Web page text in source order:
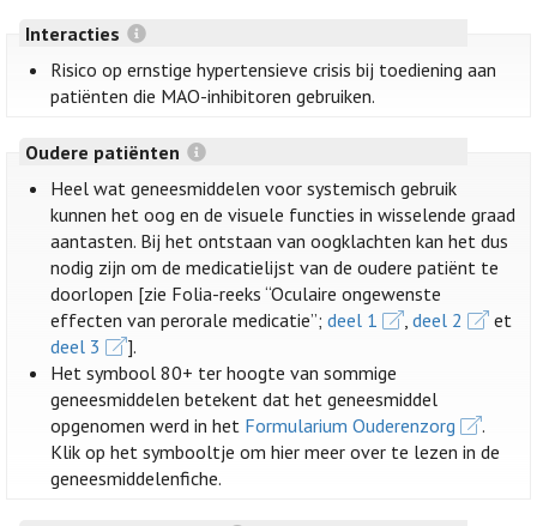
Interacties
Risico op ernstige hypertensieve crisis bij toediening aan
patiënten die MAO-inhibitoren gebruiken.
Oudere patiënten
Heel wat geneesmiddelen voor systemisch gebruik
kunnen het oog en de visuele functies in wisselende graad
aantasten. Bij het ontstaan van oogklachten kan het dus
nodig zijn om de medicatielijst van de oudere patiënt te
doorlopen [zie Folia-reeks “Oculaire ongewenste
effecten van perorale medicatie”;deel 1 ,deel 2
et
deel 3
].
Het symbool 80+ ter hoogte van sommige
geneesmiddelen betekent dat het geneesmiddel
opgenomen werd in het Formularium Ouderenzorg
.
Klik op het symbooltje om hier meer over te lezen in de
geneesmiddelenfiche.